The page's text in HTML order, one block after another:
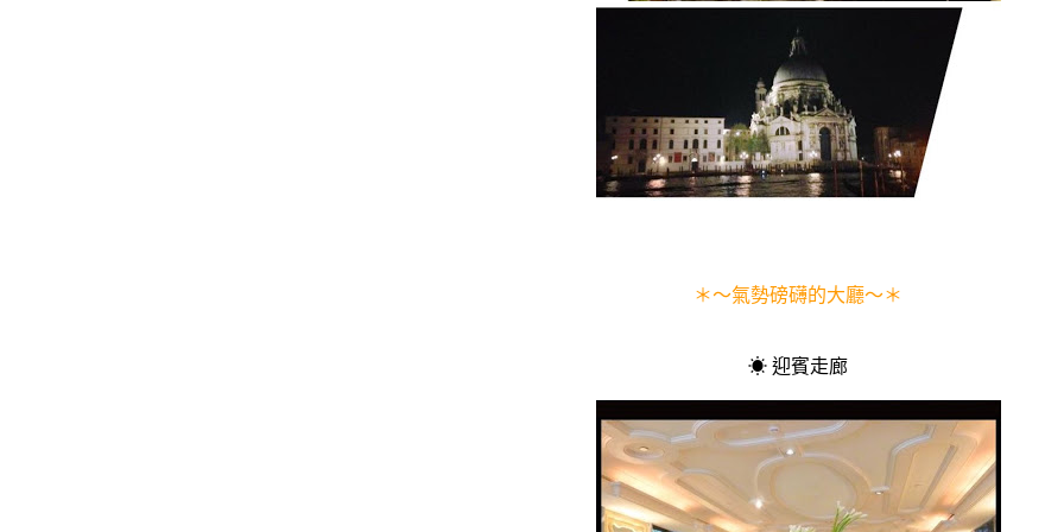
＊～氣勢磅礴的大廳～＊
☀ 迎賓走廊